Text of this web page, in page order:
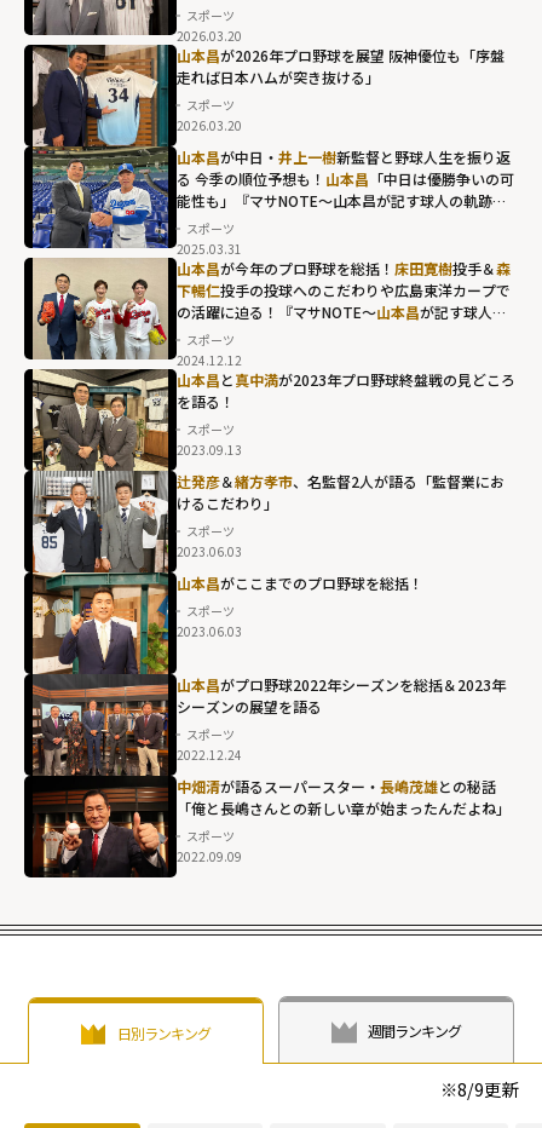
スポーツ
2026.03.20
山本昌が2026年プロ野球を展望 阪神優位も「序盤
走れば日本ハムが突き抜ける」
スポーツ
2026.03.20
山本昌が中日・ 井上一樹新監督と野球人生を振り返
る 今季の順位予想も！ 山本昌 「中日は優勝争いの可
能性も」『マサNOTE～山本昌が記す球人の軌跡
～』
スポーツ
2025.03.31
山本昌が今年のプロ野球を総括！ 床田寛樹投手＆森
下暢仁投手の投球へのこだわりや広島東洋カープで
の活躍に迫る！『マサNOTE～山本昌が記す球人の
軌跡～』
スポーツ
2024.12.12
山本昌と真中満が2023年プロ野球終盤戦の見どころ
を語る！
スポーツ
2023.09.13
辻発彦＆緒方孝市、名監督2人が語る「監督業にお
けるこだわり」
スポーツ
2023.06.03
山本昌がここまでのプロ野球を総括！
スポーツ
2023.06.03
山本昌がプロ野球2022年シーズンを総括＆2023年
シーズンの展望を語る
スポーツ
2022.12.24
中畑清が語るスーパースター・ 長嶋茂雄との秘話
「俺と長嶋さんとの新しい章が始まったんだよね」
スポーツ
2022.09.09
日別ランキング 週間ランキング
※8/9更新